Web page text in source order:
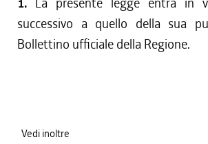
successivo a quello della sua
Bollettino ufficiale della Regione.
Vedi inoltre